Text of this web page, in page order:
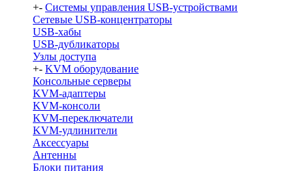
+- Системы управления USB-устройствами
Сетевые USB-концентраторы
USB-хабы
USB-дубликаторы
Узлы доступа
+- KVM оборудование
Консольные серверы
KVM-адаптеры
KVM-консоли
KVM-переключатели
KVM-удлинители
Аксессуары
Антенны
Блоки питания